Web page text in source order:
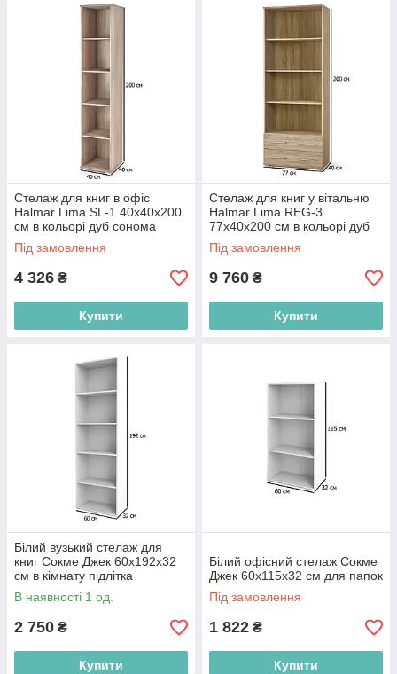
Стелаж для книг в офіс
Halmar Lima SL-1 40х40х200
см в кольорі дуб сонома
Під замовлення
4 326 ₴
Купити
Стелаж для книг у вітальню
Halmar Lima REG-3
77х40х200 см в кольорі дуб
сонома
Під замовлення
9 760 ₴
Купити
Білий вузький стелаж для
книг Сокме Джек 60х192х32
см в кімнату підлітка
В наявності 1 од.
2 750 ₴
Купити
Білий офісний стелаж Сокме
Джек 60х115х32 см для папок
Під замовлення
1 822 ₴
Купити